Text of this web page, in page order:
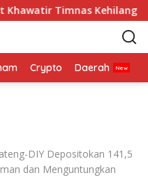
Timnas Kehilangan
Crypto Daerah
DIY Depositokan 141,5
dan Menguntungkan